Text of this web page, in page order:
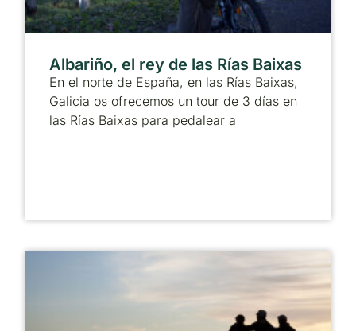
Albariño, el rey de las Rías Baixas
En el norte de España, en las Rías Baixas,
Galicia os ofrecemos un tour de 3 días en
las Rías Baixas para pedalear a